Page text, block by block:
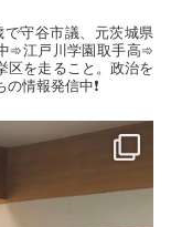
守谷市議、元茨城県
➾江戸川学園取手高➾
区を走ること。政治を
情報発信中❗